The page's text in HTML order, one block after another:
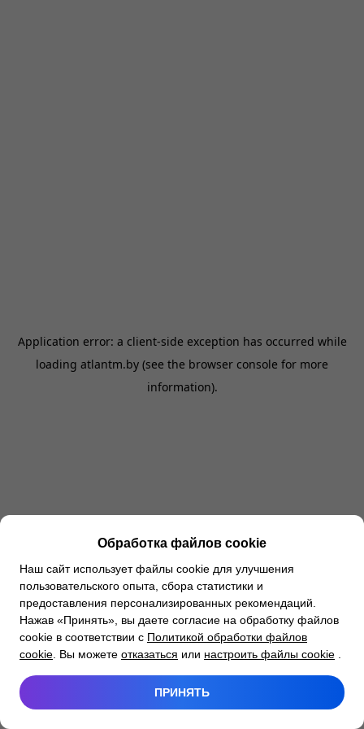
Application error: a client-side exception has occurred while
loading atlantm.by (see the browser console for more
information).
Обработка файлов cookie
Наш сайт использует файлы cookie для улучшения
пользовательского опыта, сбора статистики и
предоставления персонализированных рекомендаций.
Нажав «Принять», вы даете согласие на обработку файлов
cookie в соответствии с Политикой обработки файлов
cookie . Вы можете отказаться или настроить файлы cookie
ПРИНЯТЬ